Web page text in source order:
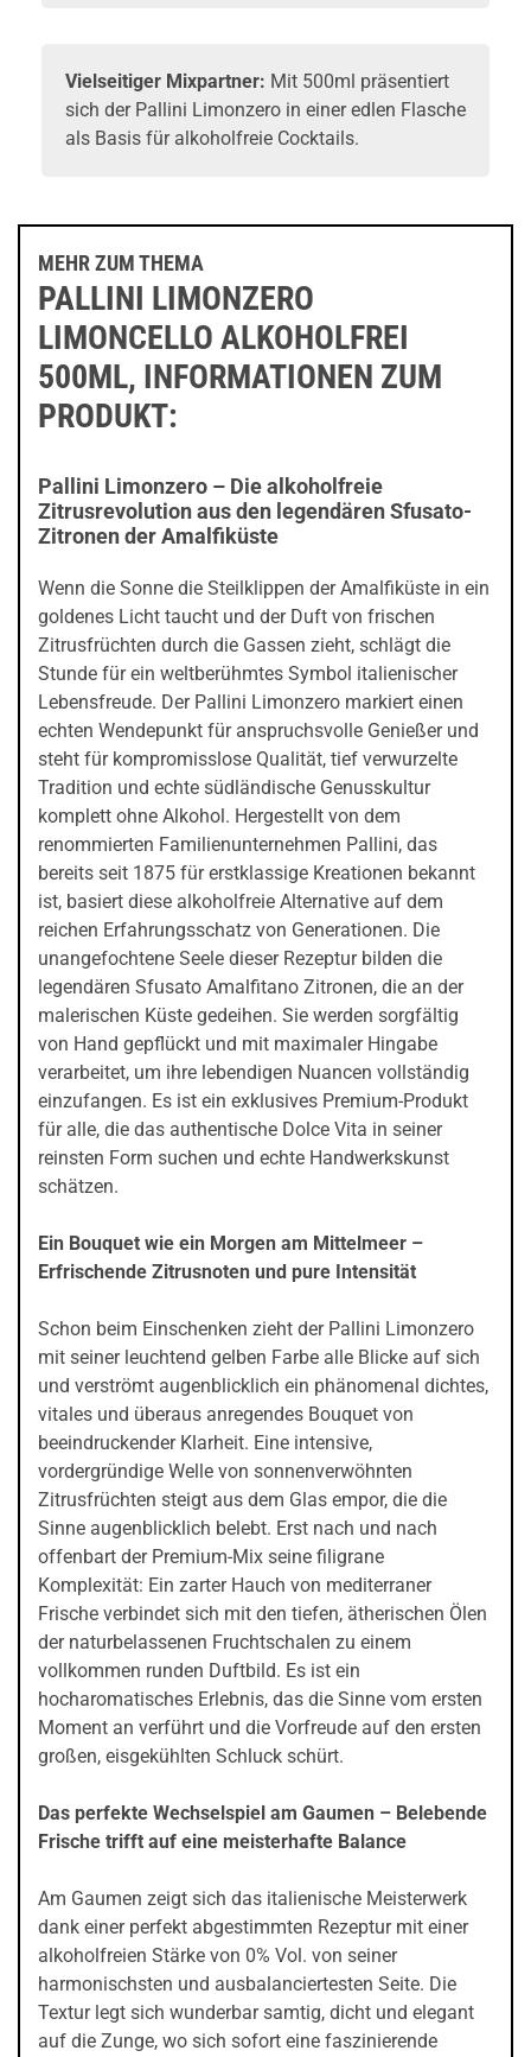
Vielseitiger Mixpartner: Mit 500ml präsentiert
sich der Pallini Limonzero in einer edlen Flasche
als Basis für alkoholfreie Cocktails.
MEHR ZUM THEMA
PALLINI LIMONZERO
LIMONCELLO ALKOHOLFREI
500ML, INFORMATIONEN ZUM
PRODUKT:
Pallini Limonzero – Die alkoholfreie
Zitrusrevolution aus den legendären Sfusato-
Zitronen der Amalfiküste
Wenn die Sonne die Steilklippen der Amalfiküste in ein
goldenes Licht taucht und der Duft von frischen
Zitrusfrüchten durch die Gassen zieht, schlägt die
Stunde für ein weltberühmtes Symbol italienischer
Lebensfreude. Der Pallini Limonzero markiert einen
echten Wendepunkt für anspruchsvolle Genießer und
steht für kompromisslose Qualität, tief verwurzelte
Tradition und echte südländische Genusskultur
komplett ohne Alkohol. Hergestellt von dem
renommierten Familienunternehmen Pallini, das
bereits seit 1875 für erstklassige Kreationen bekannt
ist, basiert diese alkoholfreie Alternative auf dem
reichen Erfahrungsschatz von Generationen. Die
unangefochtene Seele dieser Rezeptur bilden die
legendären Sfusato Amalfitano Zitronen, die an der
malerischen Küste gedeihen. Sie werden sorgfältig
von Hand gepflückt und mit maximaler Hingabe
verarbeitet, um ihre lebendigen Nuancen vollständig
einzufangen. Es ist ein exklusives Premium-Produkt
für alle, die das authentische Dolce Vita in seiner
reinsten Form suchen und echte Handwerkskunst
schätzen.
Ein Bouquet wie ein Morgen am Mittelmeer –
Erfrischende Zitrusnoten und pure Intensität
Schon beim Einschenken zieht der Pallini Limonzero
mit seiner leuchtend gelben Farbe alle Blicke auf sich
und verströmt augenblicklich ein phänomenal dichtes,
vitales und überaus anregendes Bouquet von
beeindruckender Klarheit. Eine intensive,
vordergründige Welle von sonnenverwöhnten
Zitrusfrüchten steigt aus dem Glas empor, die die
Sinne augenblicklich belebt. Erst nach und nach
offenbart der Premium-Mix seine filigrane
Komplexität: Ein zarter Hauch von mediterraner
Frische verbindet sich mit den tiefen, ätherischen Ölen
der naturbelassenen Fruchtschalen zu einem
vollkommen runden Duftbild. Es ist ein
hocharomatisches Erlebnis, das die Sinne vom ersten
Moment an verführt und die Vorfreude auf den ersten
großen, eisgekühlten Schluck schürt.
Das perfekte Wechselspiel am Gaumen – Belebende
Frische trifft auf eine meisterhafte Balance
Am Gaumen zeigt sich das italienische Meisterwerk
dank einer perfekt abgestimmten Rezeptur mit einer
alkoholfreien Stärke von 0% Vol. von seiner
harmonischsten und ausbalanciertesten Seite. Die
Textur legt sich wunderbar samtig, dicht und elegant
auf die Zunge, wo sich sofort eine faszinierende